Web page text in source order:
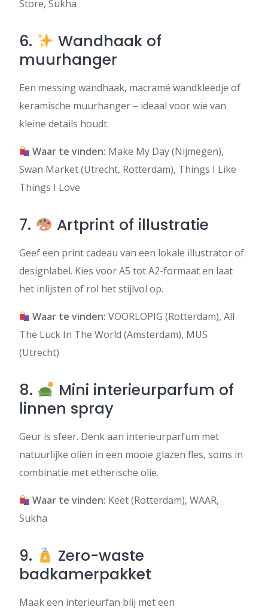
Store, Sukha
6.
Wandhaak of
muurhanger
Een messing wandhaak, macramé wandkleedje of
keramische muurhanger – ideaal voor wie van
kleine details houdt.
Waar te vinden: Make My Day (Nijmegen),
Swan Market (Utrecht, Rotterdam), Things I Like
Things I Love
7. Artprint of illustratie
Geef een print cadeau van een lokale illustrator of
designlabel. Kies voor A5 tot A2-formaat en laat
het inlijsten of rol het stijlvol op.
Waar te vinden: VOORLOPIG (Rotterdam), All
The Luck In The World (Amsterdam), MUS
(Utrecht)
8.
Mini interieurparfum of
linnen spray
Geur is sfeer. Denk aan interieurparfum met
natuurlijke oliën in een mooie glazen fles, soms in
combinatie met etherische olie.
Waar te vinden: Keet (Rotterdam), WAAR,
Sukha
9.
Zero-waste
badkamerpakket
Maak een interieurfan blij met een